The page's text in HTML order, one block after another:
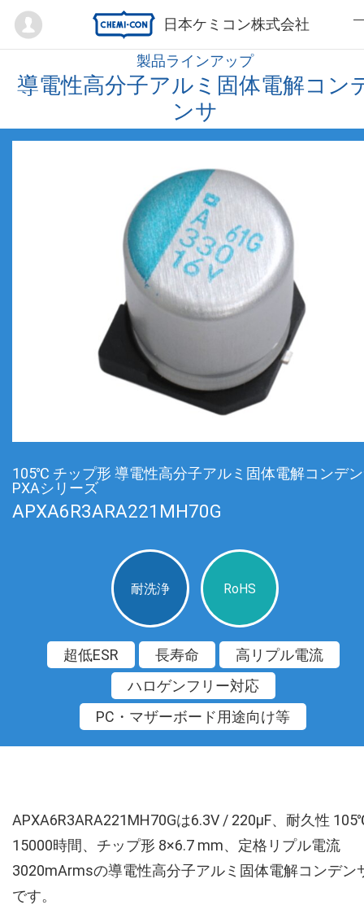
日本ケミコン株式会社
Mypage
製品ラインアップ
導電性高分子アルミ固体電解コン
ンサ
105℃ チップ形 導電性高分子アルミ固体電解コンデ
PXAシリーズ
APXA6R3ARA221MH70G
耐洗浄 RoHS
超低ESR 長寿命
高リプル電流
ハロゲンフリー対応
PC・マザーボード用途向け等
APXA6R3ARA221MH70Gは6.3V / 220µF、耐久性
15000時間、チップ形 8×6.7 mm、定格リプル電流
3020mArmsの導電性高分子アルミ固体電解コンデン
です。